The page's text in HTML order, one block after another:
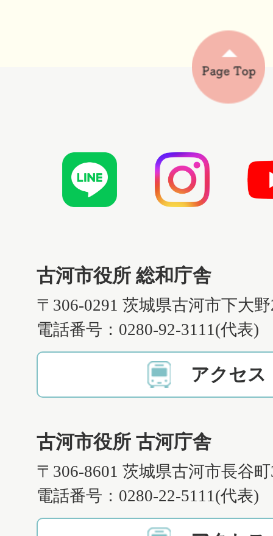
古河市役所 総和庁舎
〒306-0291 茨城県古河市下大
電話番号：0280-92-3111(代表)
アクセス
古河市役所 古河庁舎
〒306-8601 茨城県古河市長谷
電話番号：0280-22-5111(代表)